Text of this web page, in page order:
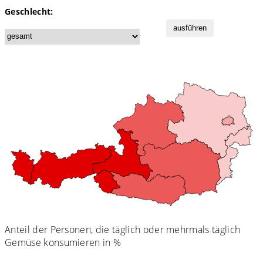
Geschlecht:
ausführen
Anteil der Personen, die täglich oder mehrmals täglich
Gemüse konsumieren in %